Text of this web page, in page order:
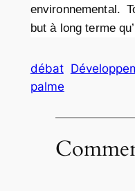
environnemental.
but à long terme
débat
palme